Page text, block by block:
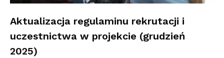
Aktualizacja regulaminu rekrutacji i
uczestnictwa w projekcie (grudzień
2025)